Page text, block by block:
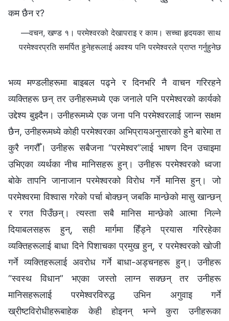
कम छैन र?
—वचन, खण्ड १। परमेश्‍वरको देखापराइ र काम। सच्चा हृदयका साथ
परमेश्‍वरप्रति समर्पित हुनेहरूलाई अवश्य पनि परमेश्‍वरले प्राप्त गर्नुहुनेछ
भव्य मण्डलीहरूमा बाइबल पढ्ने र दिनभरि नै वाचन गरिरहने
व्यक्तिहरू छन् तर उनीहरूमध्ये एक जनाले पनि परमेश्‍वरको कार्यको
उद्देश्य बुझ्दैन। उनीहरूमध्ये एक जना पनि परमेश्‍वरलाई जान्न सक्षम
छैन, उनीहरूमध्ये कोही परमेश्‍वरका अभिप्रायअनुसारको हुने बारेमा त
कुरै नगरौँ। उनीहरू सबैजना “परमेश्‍वर”लाई भाषण दिन उचाइमा
उभिएका व्यर्थका नीच मानिसहरू हुन्। उनीहरू परमेश्‍वरको ध्वजा
बोके तापनि जानाजान परमेश्‍वरको विरोध गर्ने मानिस हुन्। जो
परमेश्‍वरमा विश्‍वास गरेको पर्चा बोक्छन् जबकि मान्छेको मासु खान्छन्
र रगत पिउँछन्। त्यस्ता सबै मानिस मान्छेको आत्मा निल्ने
दियाबलसहरू हुन्, सही मार्गमा हिँड्ने प्रयास गरिरहेका
व्यक्तिहरूलाई बाधा दिने पिशाचका प्रमुख हुन्, र परमेश्‍वरको खोजी
गर्ने व्यक्तिहरूलाई अवरोध गर्ने बाधा-अड्चनहरू हुन्। उनीहरू
“स्वस्थ विधान” भएका जस्तो लाग्न सक्छन् तर उनीहरू
मानिसहरूलाई परमेश्‍वरविरुद्ध उभिन अगुवाइ गर्ने
ख्रीष्टविरोधीहरूबाहेक केही होइनन् भन्‍ने कुरा उनीहरूका